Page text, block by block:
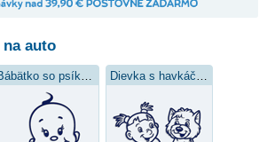
auto